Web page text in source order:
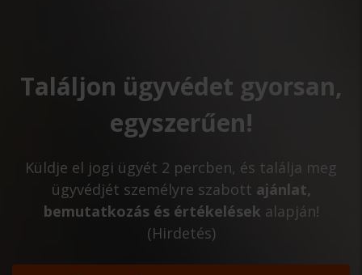
Találjon ügyvédet gyorsan,
egyszerűen!
Küldje el jogi ügyét 2 percben, és találja meg
ügyvédjét személyre szabott ajánlat,
bemutatkozás és értékelések alapján!
(Hirdetés)